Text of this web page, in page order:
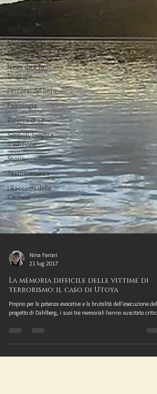
Infanzia e
adolescenza
Memoria
Narrazione e
racconto
News da Il Tuo
Biografo
Percorsi del lutto
Psicologia
Ricerca di sé
Simboli, luoghi e
tradizione
Storia
Testimonianza
I Racconti della
Cantina
Nina Ferrari
21 lug 2017
La memoria difficile delle vittime di
terrorismo: il caso di Utoya
Proprio per la potenza evocativa e la brutalità dell'esecuzione del